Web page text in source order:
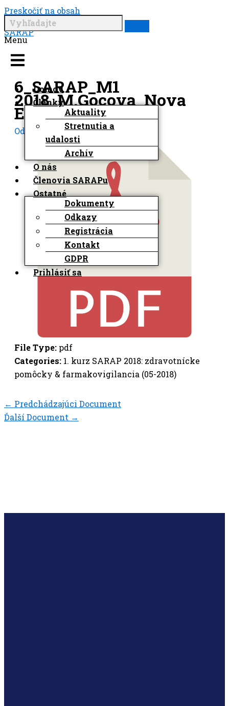
Preskočiť na obsah
SARAP
Menu
Domov
Články
Aktuality
Stretnutia a
udalosti
Archív
O nás
Členovia SARAPu
Ostatné
Dokumenty
Odkazy
Registrácia
Kontakt
GDPR
Prihlásiť sa
6_SARAP_M1
2018_M.Gocova_Nova
EuV_25May2018
Od Matej Developer/4. júna 2024
File Type: pdf
Categories: 1. kurz SARAP 2018: zdravotnícke
pomôcky & farmakovigilancia (05-2018)
← Predchádzajúci Document
Ďalší Document →